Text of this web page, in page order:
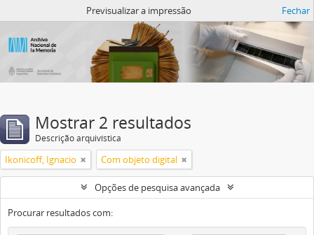
Previsualizar a impressão Fechar
Mostrar 2 resultados
Descrição arquivística
Ikonicoff, Ignacio Com objeto digital
Opções de pesquisa avançada
Procurar resultados com: